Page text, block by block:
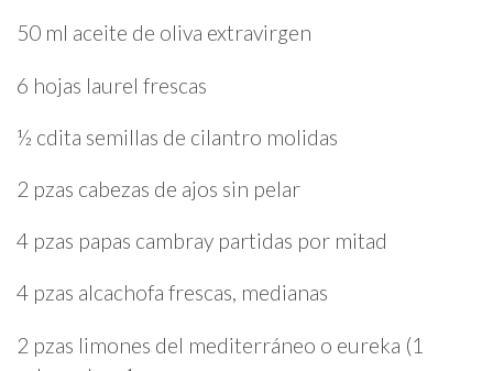
50 ml aceite de oliva extravirgen
6 hojas laurel frescas
½ cdita semillas de cilantro molidas
2 pzas cabezas de ajos sin pelar
4 pzas papas cambray partidas por mitad
4 pzas alcachofa frescas, medianas
2 pzas limones del mediterráneo o eureka (1